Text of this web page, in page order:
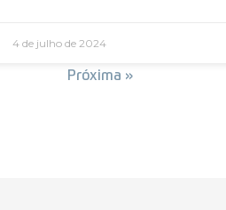
4 de julho de 2024
Próxima »